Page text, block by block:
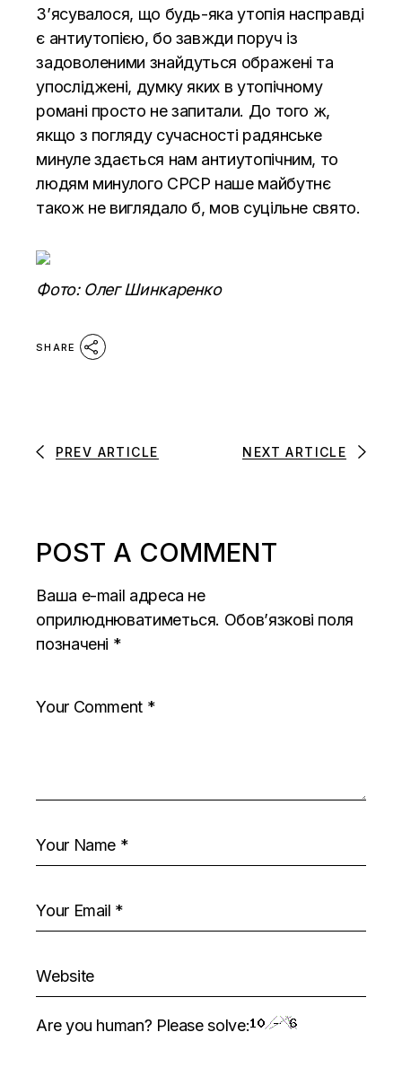
З’ясувалося, що будь-яка утопія насправді
є антиутопією, бо завжди поруч із
задоволеними знайдуться ображені та
упосліджені, думку яких в утопічному
романі просто не запитали. До того ж,
якщо з погляду сучасності радянське
минуле здається нам антиутопічним, то
людям минулого СРСР наше майбутнє
також не виглядало б, мов суцільне свято.
Фото: Олег Шинкаренко
SHARE
PREV ARTICLE NEXT ARTICLE
POST A COMMENT
Ваша e-mail адреса не
оприлюднюватиметься. Обов’язкові поля
позначені *
Are you human? Please solve: